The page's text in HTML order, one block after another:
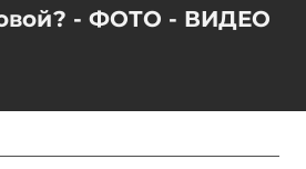
- ФОТО - ВИДЕО